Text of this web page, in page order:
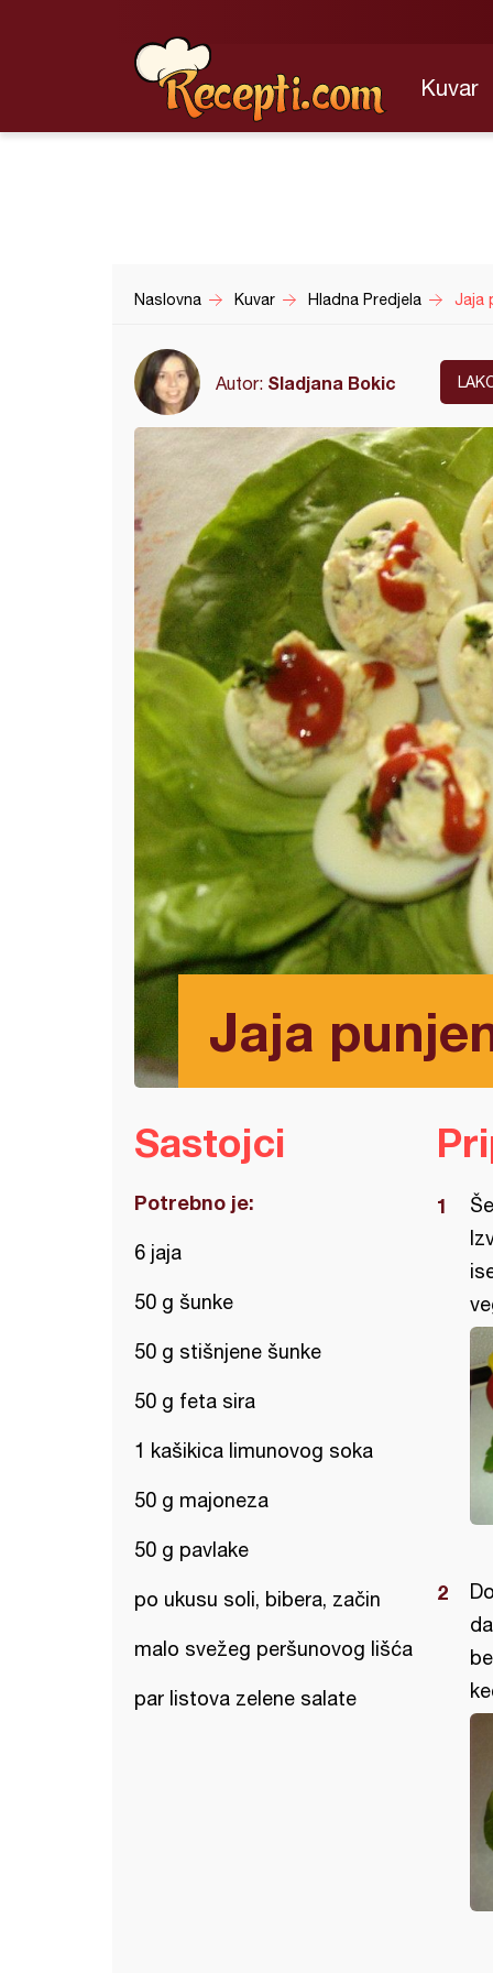
Kuvar
Naslovna Kuvar Hladna Predjela Jaja
Autor: Sladjana Bokic
Jaja
Sastojci
Potrebno je:
6 jaja
50 g šunke
50 g stišnjene šunke
50 g feta sira
1 kašikica limunovog soka
50 g majoneza
50 g pavlake
po ukusu soli, bibera, začin
malo svežeg peršunovog lišća
par listova zelene salate